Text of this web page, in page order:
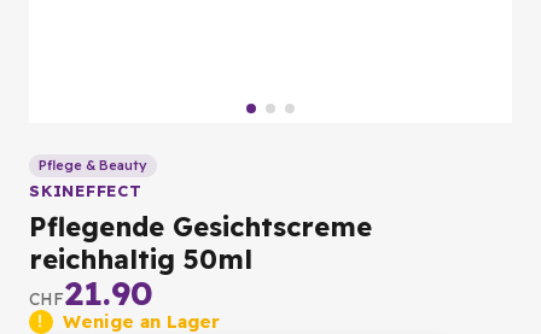
Pflege & Beauty
SKINEFFECT
Pflegende Gesichtscreme
reichhaltig 50ml
CHF21.90
Wenige an Lager